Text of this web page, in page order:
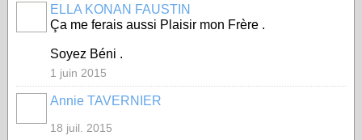
ELLA KONAN FAUSTIN
Ça me ferais aussi Plaisir mon Frère .
Soyez Béni .
1 juin 2015
Annie TAVERNIER
18 juil. 2015